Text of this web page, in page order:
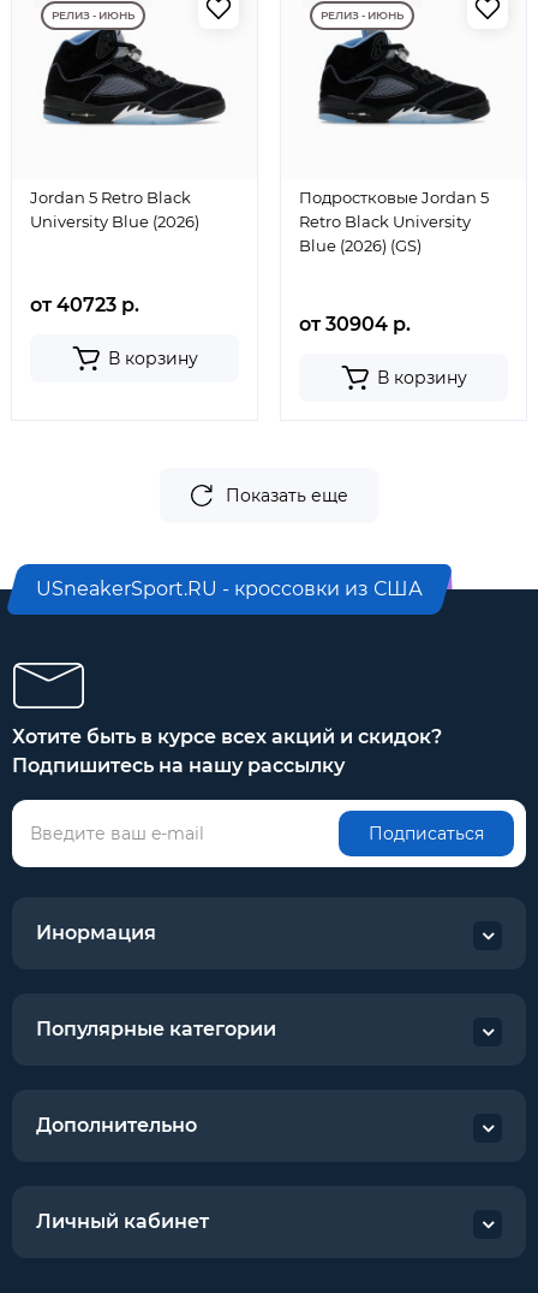
РЕЛИЗ - ИЮНЬ
Jordan 5 Retro Black
University Blue (2026)
от 40723 р.
В корзину
РЕЛИЗ - ИЮНЬ
Подростковые Jordan 5
Retro Black University
Blue (2026) (GS)
от 30904 р.
В корзину
Показать еще
USneakerSport.RU - кроссовки из США
Хотите быть в курсе всех акций и скидок?
Подпишитесь на нашу рассылку
Подписаться
Инормация
Популярные категории
Дополнительно
Личный кабинет